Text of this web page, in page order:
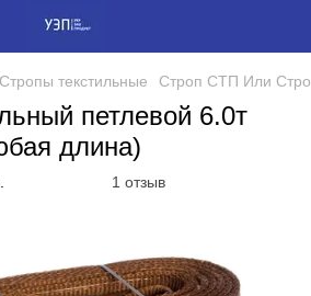
Стропы текстильные Строп СТП Или
петлевой 6.0т
длина)
1 отзыв